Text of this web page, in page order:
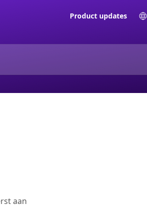
Product updates
aan